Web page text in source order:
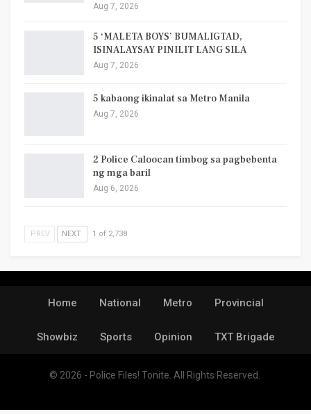
Aug 7, 2026
5 ‘MALETA BOYS’ BUMALIGTAD,
ISINALAYSAY PINILIT LANG SILA
Aug 7, 2026
5 kabaong ikinalat sa Metro Manila
Aug 7, 2026
2 Police Caloocan timbog sa pagbebenta
ng mga baril
Aug 6, 2026
PREV NEXT 1 of 2,738
Home National Metro Provincial
Showbiz Sports Opinion TXT Brigade
© 2026 - Police Files! Tonite. All Rights Reserved.